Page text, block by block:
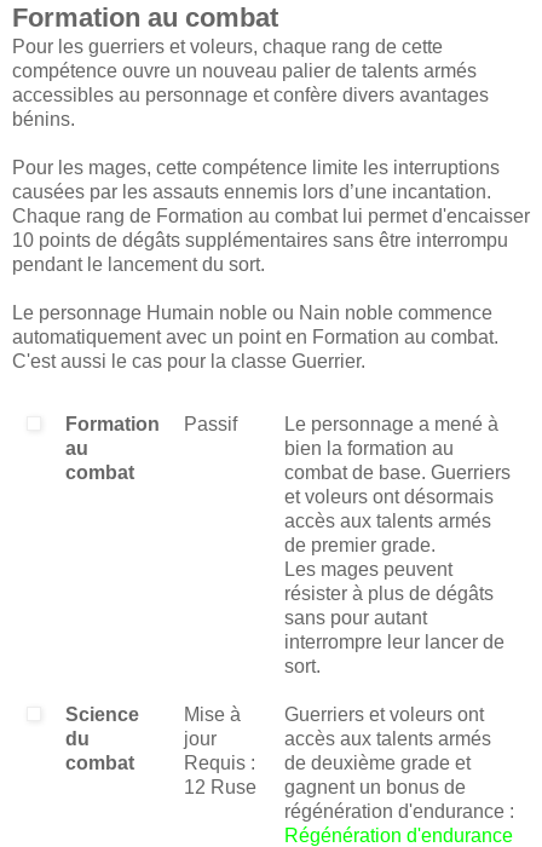
Formation au combat
Pour les guerriers et voleurs, chaque rang de cette
compétence ouvre un nouveau palier de talents armés
accessibles au personnage et confère divers avantages
bénins.
Pour les mages, cette compétence limite les interruptions
causées par les assauts ennemis lors d’une incantation.
Chaque rang de Formation au combat lui permet d'encaisser
10 points de dégâts supplémentaires sans être interrompu
pendant le lancement du sort.
Le personnage Humain noble ou Nain noble commence
automatiquement avec un point en Formation au combat.
C'est aussi le cas pour la classe Guerrier.
Formation
au
combat
Passif
Le personnage a mené à
bien la formation au
combat de base. Guerriers
et voleurs ont désormais
accès aux talents armés
de premier grade.
Les mages peuvent
résister à plus de dégâts
sans pour autant
interrompre leur lancer de
sort.
Science
du
combat
Mise à
jour
Requis :
12 Ruse
Guerriers et voleurs ont
accès aux talents armés
de deuxième grade et
gagnent un bonus de
régénération d'endurance :
Régénération d'endurance